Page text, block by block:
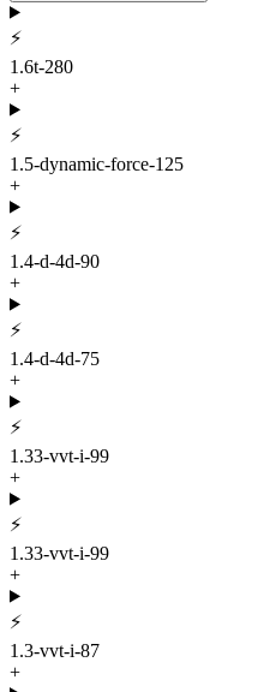
⚡
1.6t-280
+
⚡
1.5-dynamic-force-125
+
⚡
1.4-d-4d-90
+
⚡
1.4-d-4d-75
+
⚡
1.33-vvt-i-99
+
⚡
1.33-vvt-i-99
+
⚡
1.3-vvt-i-87
+